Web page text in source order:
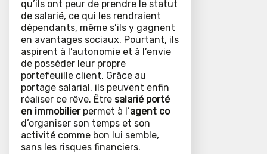
qu’ils ont peur de prendre le statut
de salarié, ce qui les rendraient
dépendants, même s’ils y gagnent
en avantages sociaux. Pourtant, ils
aspirent à l’autonomie et à l’envie
de posséder leur propre
portefeuille client. Grâce au
portage salarial, ils peuvent enfin
réaliser ce rêve. Être salarié porté
en immobilierpermet à l’agent co
d’organiser son temps et son
activité comme bon lui semble,
sans les risques financiers.